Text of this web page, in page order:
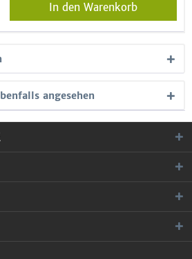
In den Warenkorb
angesehen